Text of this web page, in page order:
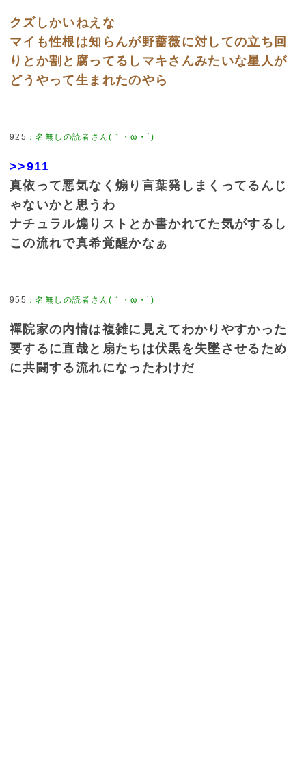
クズしかいねえな
マイも性根は知らんが野薔薇に対しての立ち回
りとか割と腐ってるしマキさんみたいな星人が
どうやって生まれたのやら
925 ：名無しの読者さん(｀・ω・´)
>>911
真依って悪気なく煽り言葉発しまくってるんじ
ゃないかと思うわ
ナチュラル煽りストとか書かれてた気がするし
この流れで真希覚醒かなぁ
955 ：名無しの読者さん(｀・ω・´)
禪院家の内情は複雑に見えてわかりやすかった
要するに直哉と扇たちは伏黒を失墜させるため
に共闘する流れになったわけだ